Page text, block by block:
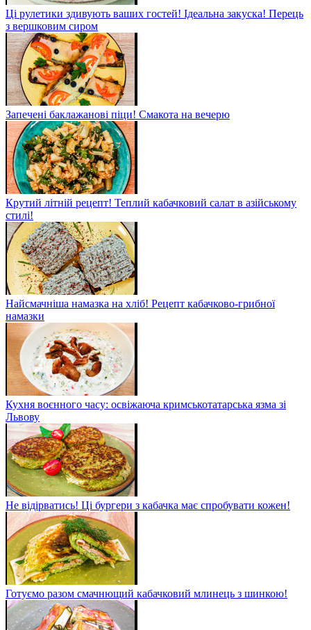
Ці рулетики здивують ваших гостей! Ідеальна закуска! Перець
з вершковим сиром
Запечені баклажанові піци! Смакота на вечерю
Крутий літній рецепт! Теплий кабачковий салат в азійському
стилі!
Найсмачніша намазка на хліб! Рецепт кабачково-грибної
намазки
Кухня воєнного часу: освіжаюча кримськотатарська язма зі
Львову
Не відірватись! Ці бургери з кабачка має спробувати кожен!
Готуємо разом смачнющий кабачковий млинець з шинкою!